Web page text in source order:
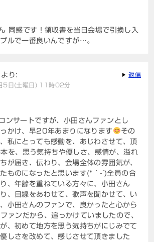
感です！領収書を当日会場で引換し入
ルで一番良いんですが…。
より:
日(土曜日) 11時02分
ンサートですが、小田さんファンとし
かけ、早20年あまりになります
その
私にとっても感動を、あじわさせて、頂
を、思う気持ちや優しさ、感情が、溢れ
が届き、伝わり、会場全体の雰囲気が、
ものになったと思います(*´-`)全員の合
、年齢を重ねている方々に、小田さん
、目線をあわせて、歌声を聞かせて、い
小田さんのファンで、良かったと心から
ァンだから、追っかけていましたので、
、初めて地方を思う気持ちがにじみでて
しさを改めて、感じさせて頂きました
返信